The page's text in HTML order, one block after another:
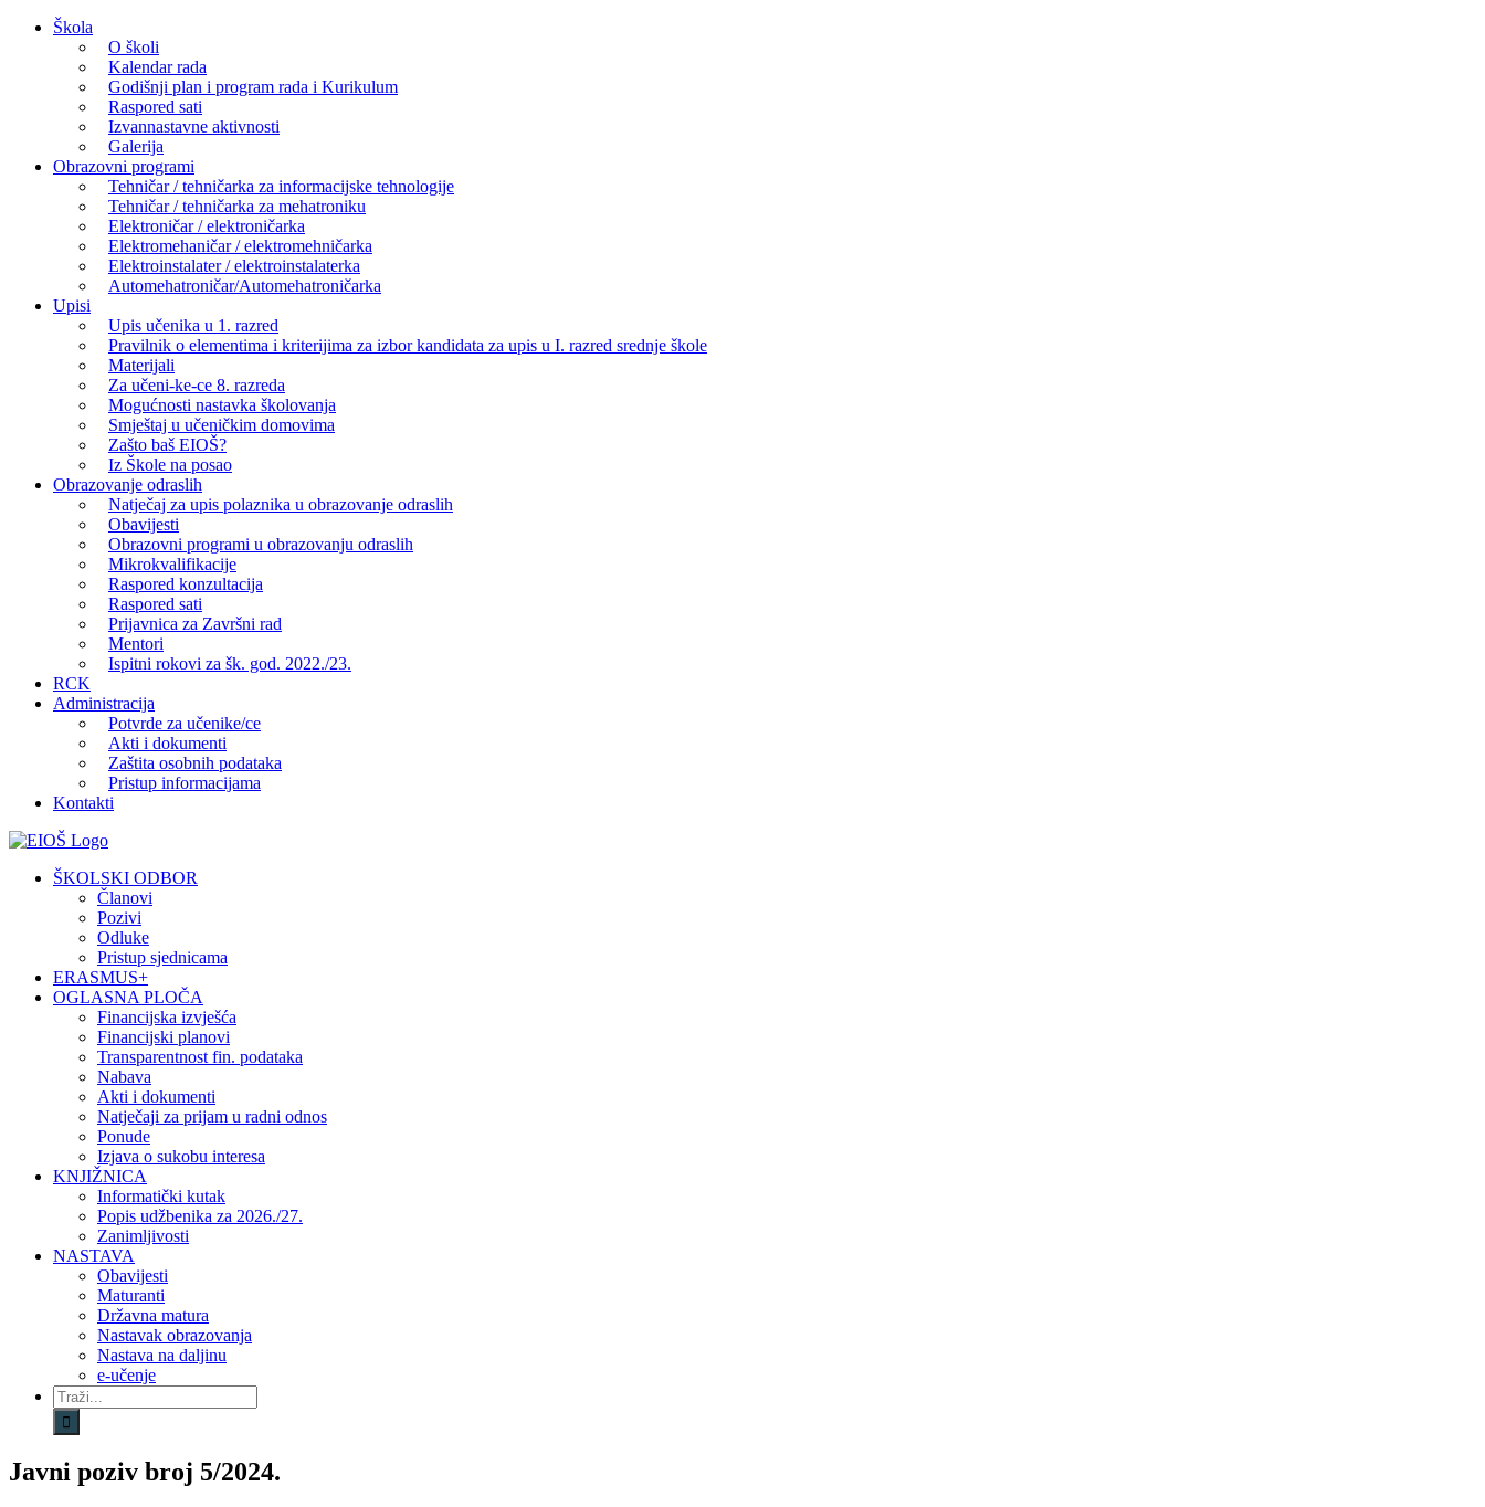
Skip
Škola
O školi
Kalendar rada
Godišnji plan i program rada i Kurikulum
Raspored sati
Izvannastavne aktivnosti
Galerija
Obrazovni programi
Tehničar / tehničarka za informacijske tehnologije
Tehničar / tehničarka za mehatroniku
Elektroničar / elektroničarka
Elektromehaničar / elektromehničarka
Elektroinstalater / elektroinstalaterka
Automehatroničar/Automehatroničarka
Upisi
Upis učenika u 1. razred
Pravilnik o elementima i kriterijima za izbor kandidata za upis u I. razred srednje škole
Materijali
Za učeni-ke-ce 8. razreda
Mogućnosti nastavka školovanja
Smještaj u učeničkim domovima
Zašto baš EIOŠ?
Iz Škole na posao
Obrazovanje odraslih
Natječaj za upis polaznika u obrazovanje odraslih
Obavijesti
Obrazovni programi u obrazovanju odraslih
Mikrokvalifikacije
Raspored konzultacija
Raspored sati
Prijavnica za Završni rad
Mentori
Ispitni rokovi za šk. god. 2022./23.
RCK
Administracija
Potvrde za učenike/ce
Akti i dokumenti
Zaštita osobnih podataka
Pristup informacijama
Kontakti
Facebook
YouTube
X
Pinterest
ŠKOLSKI ODBOR
Članovi
Pozivi
Odluke
Pristup sjednicama
ERASMUS+
OGLASNA PLOČA
Financijska izvješća
Financijski planovi
Transparentnost fin. podataka
Nabava
Akti i dokumenti
Natječaji za prijam u radni odnos
Ponude
Izjava o sukobu interesa
KNJIŽNICA
Informatički kutak
Popis udžbenika za 2026./27.
Zanimljivosti
NASTAVA
Obavijesti
Maturanti
Državna matura
Nastavak obrazovanja
Nastava na daljinu
e-učenje
Traži...
Javni poziv broj 5/2024.